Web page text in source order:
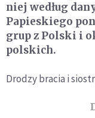
niej według
Papieskiego
grup z Polski i
polskich.
Drodzy bracia i